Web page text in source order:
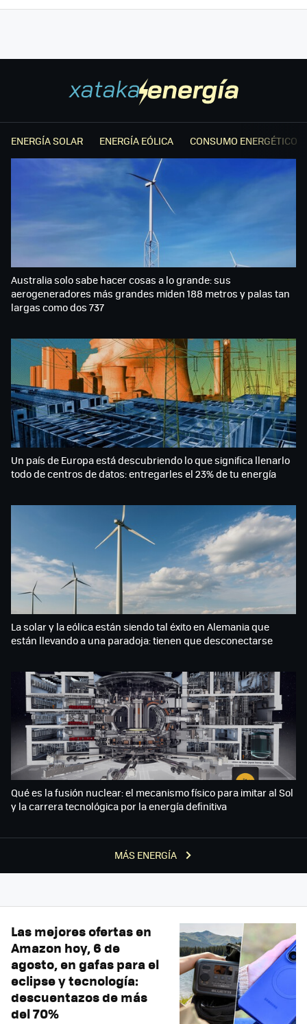
ENERGÍA SOLAR ENERGÍA EÓLICA CONSUMO ENERGÉTICO
MÁS ENERGÍA
Australia solo sabe hacer cosas a lo grande: sus
aerogeneradores más grandes miden 188 metros y palas tan
largas como dos 737
Un país de Europa está descubriendo lo que significa llenarlo
todo de centros de datos: entregarles el 23% de tu energía
La solar y la eólica están siendo tal éxito en Alemania que
están llevando a una paradoja: tienen que desconectarse
Qué es la fusión nuclear: el mecanismo físico para imitar al Sol
y la carrera tecnológica por la energía definitiva
Las mejores ofertas en
Amazon hoy, 6 de
agosto, en gafas para el
eclipse y tecnología:
descuentazos de más
del 70%